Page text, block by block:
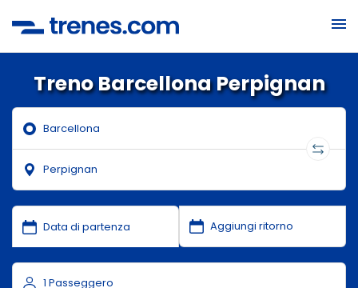
Treno Barcellona Perpignan